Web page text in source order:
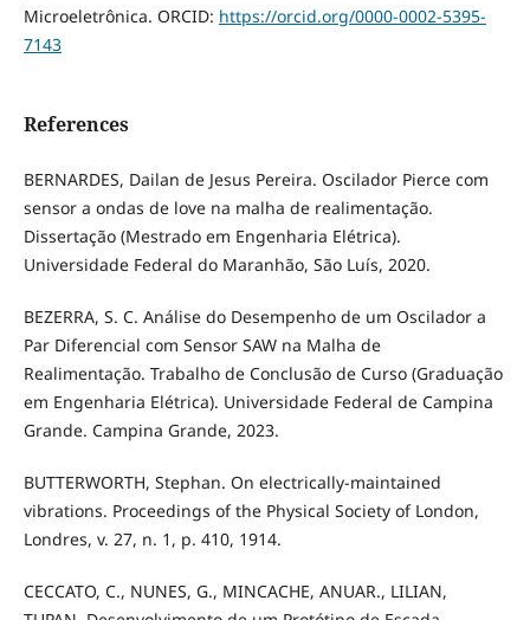
Microeletrônica. ORCID: https://orcid.org/0000-0002-5395-
7143
References
BERNARDES, Dailan de Jesus Pereira. Oscilador Pierce com
sensor a ondas de love na malha de realimentação.
Dissertação (Mestrado em Engenharia Elétrica).
Universidade Federal do Maranhão, São Luís, 2020.
BEZERRA, S. C. Análise do Desempenho de um Oscilador a
Par Diferencial com Sensor SAW na Malha de
Realimentação. Trabalho de Conclusão de Curso (Graduação
em Engenharia Elétrica). Universidade Federal de Campina
Grande. Campina Grande, 2023.
BUTTERWORTH, Stephan. On electrically-maintained
vibrations. Proceedings of the Physical Society of London,
Londres, v. 27, n. 1, p. 410, 1914.
CECCATO, C., NUNES, G., MINCACHE, ANUAR., LILIAN,